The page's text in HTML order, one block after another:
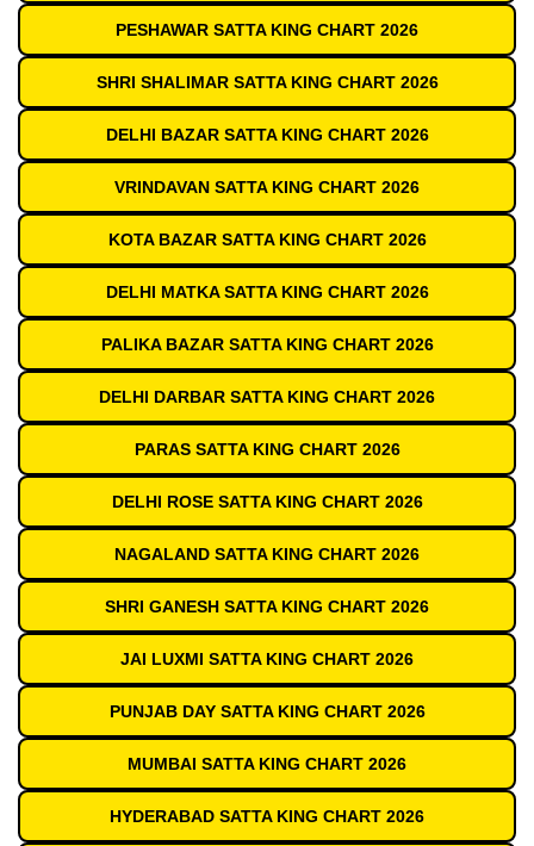
PESHAWAR SATTA KING CHART 2026
SHRI SHALIMAR SATTA KING CHART 2026
DELHI BAZAR SATTA KING CHART 2026
VRINDAVAN SATTA KING CHART 2026
KOTA BAZAR SATTA KING CHART 2026
DELHI MATKA SATTA KING CHART 2026
PALIKA BAZAR SATTA KING CHART 2026
DELHI DARBAR SATTA KING CHART 2026
PARAS SATTA KING CHART 2026
DELHI ROSE SATTA KING CHART 2026
NAGALAND SATTA KING CHART 2026
SHRI GANESH SATTA KING CHART 2026
JAI LUXMI SATTA KING CHART 2026
PUNJAB DAY SATTA KING CHART 2026
MUMBAI SATTA KING CHART 2026
HYDERABAD SATTA KING CHART 2026